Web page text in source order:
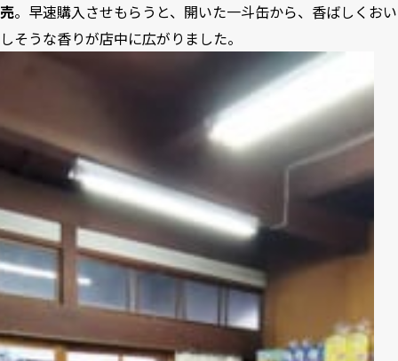
売。早速購入させもらうと、開いた一斗缶から、香ばしくおい
しそうな香りが店中に広がりました。